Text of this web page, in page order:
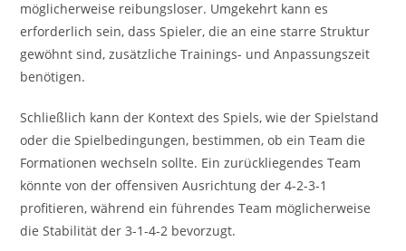
möglicherweise reibungsloser. Umgekehrt kann es
erforderlich sein, dass Spieler, die an eine starre Struktur
gewöhnt sind, zusätzliche Trainings- und Anpassungszeit
benötigen.
Schließlich kann der Kontext des Spiels, wie der Spielstand
oder die Spielbedingungen, bestimmen, ob ein Team die
Formationen wechseln sollte. Ein zurückliegendes Team
könnte von der offensiven Ausrichtung der 4-2-3-1
profitieren, während ein führendes Team möglicherweise
die Stabilität der 3-1-4-2 bevorzugt.